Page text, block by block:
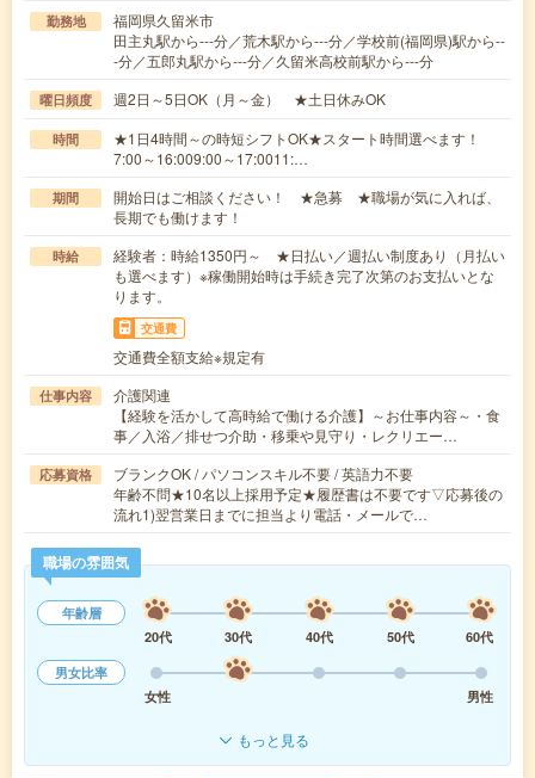
勤務地
福岡県久留米市
田主丸駅から---分／荒木駅から---分／学校前(福岡県)駅から--
-分／五郎丸駅から---分／久留米高校前駅から---分
曜日頻度 週2日～5日OK（月～金） ★土日休みOK
時間
★1日4時間～の時短シフトOK★スタート時間選べます！
7:00～16:009:00～17:0011:…
期間
開始日はご相談ください！ ★急募 ★職場が気に入れば、
長期でも働けます！
時給
経験者：時給1350円～ ★日払い／週払い制度あり（月払い
も選べます）※稼働開始時は手続き完了次第のお支払いとな
ります。
交通費
交通費全額支給※規定有
仕事内容
介護関連
【経験を活かして高時給で働ける介護】～お仕事内容～・食
事／入浴／排せつ介助・移乗や見守り・レクリエー…
応募資格
ブランクOK / パソコンスキル不要 / 英語力不要
年齢不問★10名以上採用予定★履歴書は不要です▽応募後の
流れ1)翌営業日までに担当より電話・メールで…
職場の雰囲気
年齢層
20代
30代 40代 50代
60代
男女比率
女性
男性
もっと見る